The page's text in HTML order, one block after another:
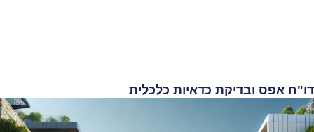
אפס ובדיקת כדאיות כלכלית